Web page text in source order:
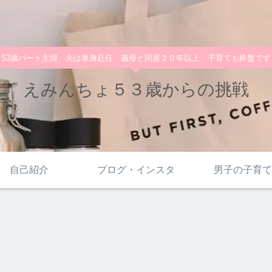
53歳パート主婦 夫は単身赴任 義母と同居２０年以上 子育ても終盤です
えみんちょ５３歳からの挑戦
自己紹介 ブログ・インスタ 男子の子育て